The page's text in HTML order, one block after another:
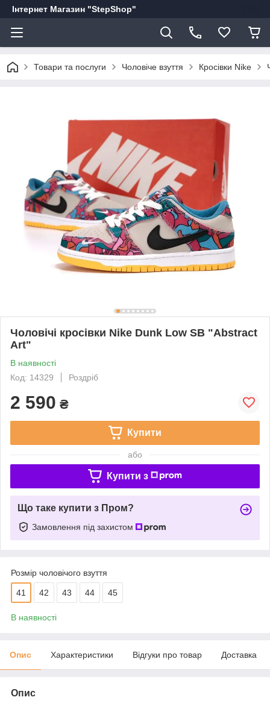
Інтернет Магазин "StepShop"
Товари та послуги Чоловіче взуття Кросівки Nike
Чоловічі кросівки Nike Dunk Low SB "Abstract
Art"
В наявності
Код: 14329
Роздріб
2 590 ₴
Купити
або
Купити з
Що таке купити з Пром?
Замовлення під захистом
Розмір чоловічого взуття
41 42 43 44 45
В наявності
Опис Характеристики Відгуки про товар Доставка
Опис